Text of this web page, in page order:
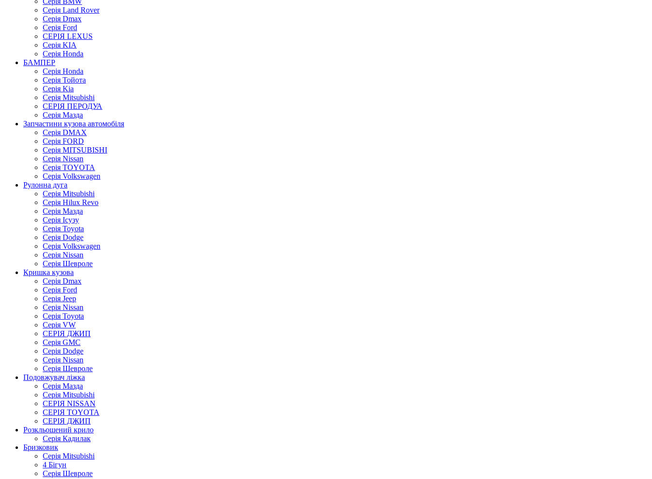
Серія Land Rover
Серія Dmax
Серія Ford
СЕРІЯ LEXUS
Серія KIA
Серія Honda
БАМПЕР
Серія Honda
Серія Тойота
Серія Kia
Серія Mitsubishi
СЕРІЯ ПЕРОДУА
Серія Мазда
Запчастини кузова автомобіля
Серія DMAX
Серія FORD
Серія MITSUBISHI
Серія Nissan
Серія TOYOTA
Серія Volkswagen
Рулонна дуга
Серія Mitsubishi
Серія Hilux Revo
Серія Мазда
Серія Ісузу
Серія Toyota
Серія Dodge
Серія Volkswagen
Серія Nissan
Серія Шевроле
Кришка кузова
Серія Dmax
Серія Ford
Серія Jeep
Серія Nissan
Серія Toyota
Серія VW
СЕРІЯ ДЖИП
Серія GMC
Серія Dodge
Серія Nissan
Серія Шевроле
Подовжувач ліжка
Серія Мазда
Серія Mitsubishi
СЕРІЯ NISSAN
СЕРІЯ TOYOTA
СЕРІЯ ДЖИП
Розкльошений крило
Серія Кадилак
Бризковик
Серія Mitsubishi
4 Бігун
Серія Шевроле